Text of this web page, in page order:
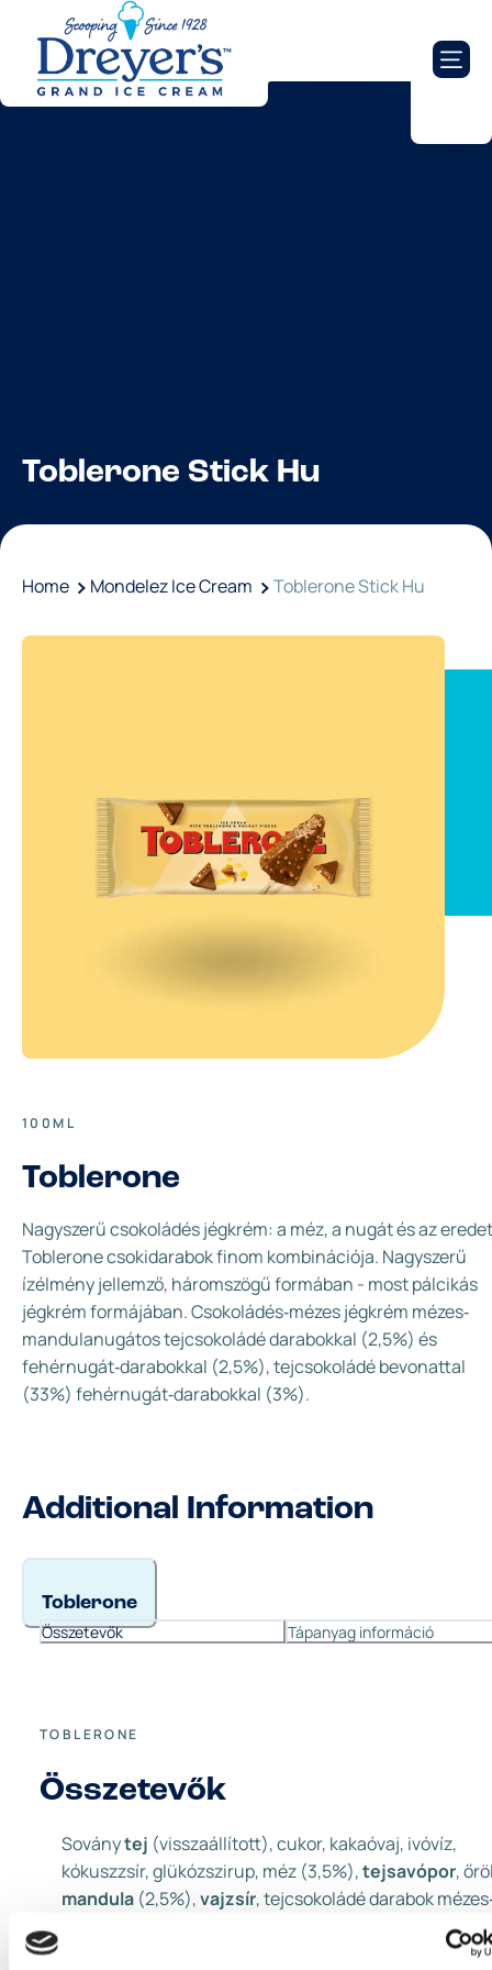
Toblerone Stick Hu
Home Mondelez Ice Cream Toblerone Stick Hu
100ML
Toblerone
Nagyszerű csokoládés jégkrém: a méz, a nugát és az
Toblerone csokidarabok finom kombinációja. Nagyszerű
ízélmény jellemző, háromszögű formában - most pálcikás
jégkrém formájában. Csokoládés‐mézes jégkrém mézes‐
mandulanugátos tejcsokoládé darabokkal (2,5%) és
fehérnugát‐darabokkal (2,5%), tejcsokoládé bevonattal
(33%) fehérnugát‐darabokkal (3%).
Additional Information
Toblerone
Összetevők Tápanyag információ
TOBLERONE
Összetevők
Soványtej (visszaállított), cukor, kakaóvaj, ivóvíz,
kókuszzsír, glükózszirup, méz (3,5%),tejsavópor,
mandula (2,5%),vajzsír, tejcsokoládé darabok